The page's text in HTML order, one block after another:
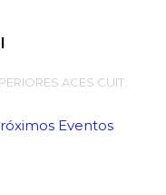
ACES CUIT:
Eventos